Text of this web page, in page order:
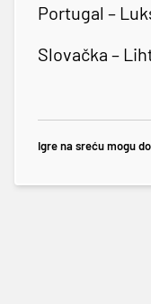
Portugal –
Slovačka –
Igre na sreću mogu